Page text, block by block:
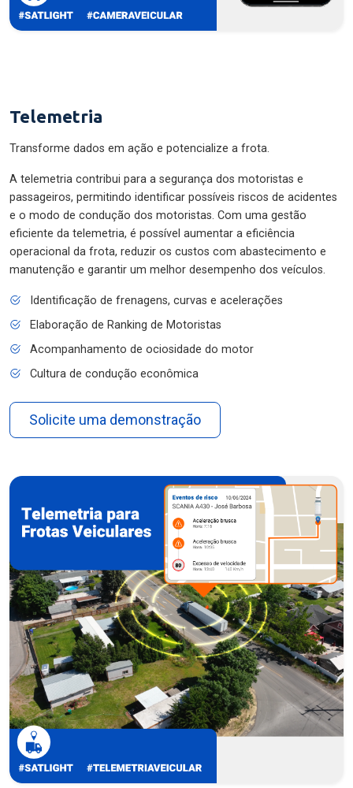
Telemetria
Transforme dados em ação e potencialize a frota.
A telemetria contribui para a segurança dos motoristas e
passageiros, permitindo identificar possíveis riscos de acidentes
e o modo de condução dos motoristas. Com uma gestão
eficiente da telemetria, é possível aumentar a eficiência
operacional da frota, reduzir os custos com abastecimento e
manutenção e garantir um melhor desempenho dos veículos.
Identificação de frenagens, curvas e acelerações
Elaboração de Ranking de Motoristas
Acompanhamento de ociosidade do motor
Cultura de condução econômica
Solicite uma demonstração